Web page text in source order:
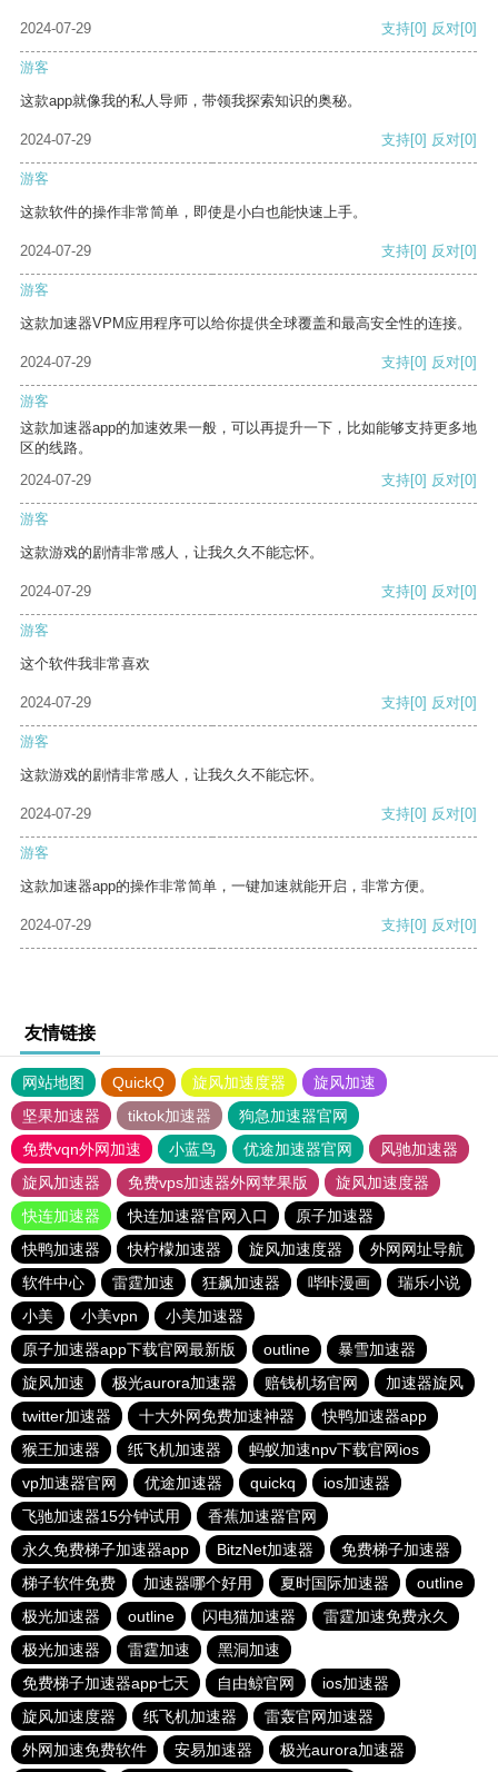
2024-07-29 支持[0] 反对[0]
游客
这款app就像我的私人导师，带领我探索知识的奥秘。
2024-07-29 支持[0] 反对[0]
游客
这款软件的操作非常简单，即使是小白也能快速上手。
2024-07-29 支持[0] 反对[0]
游客
这款加速器VPM应用程序可以给你提供全球覆盖和最高安全性的连接。
2024-07-29 支持[0] 反对[0]
游客
这款加速器app的加速效果一般，可以再提升一下，比如能够支持更多地
区的线路。
2024-07-29
支持[0] 反对[0]
游客
这款游戏的剧情非常感人，让我久久不能忘怀。
2024-07-29 支持[0] 反对[0]
游客
这个软件我非常喜欢
2024-07-29 支持[0] 反对[0]
游客
这款游戏的剧情非常感人，让我久久不能忘怀。
2024-07-29 支持[0] 反对[0]
游客
这款加速器app的操作非常简单，一键加速就能开启，非常方便。
2024-07-29 支持[0] 反对[0]
友情链接
网站地图 QuickQ 旋风加速度器
旋风加速
坚果加速器
tiktok加速器
狗急加速器官网
免费vqn外网加速
小蓝鸟 优途加速器官网
风驰加速器
旋风加速器
免费vps加速器外网苹果版
旋风加速度器
快连加速器
快连加速器官网入口
原子加速器
快鸭加速器
快柠檬加速器 旋风加速度器
外网网址导航
软件中心
雷霆加速 狂飙加速器 哔咔漫画
瑞乐小说
小美
小美vpn
小美加速器
原子加速器app下载官网最新版
outline
暴雪加速器
旋风加速
极光aurora加速器 赔钱机场官网
加速器旋风
twitter加速器
十大外网免费加速神器
快鸭加速器app
猴王加速器
纸飞机加速器
蚂蚁加速npv下载官网ios
vp加速器官网
优途加速器 quickq
ios加速器
飞驰加速器15分钟试用
香蕉加速器官网
永久免费梯子加速器app
BitzNet加速器
免费梯子加速器
梯子软件免费
加速器哪个好用 夏时国际加速器
outline
极光加速器
outline 闪电猫加速器
雷霆加速免费永久
极光加速器
雷霆加速
黑洞加速
免费梯子加速器app七天
自由鲸官网
ios加速器
旋风加速度器
纸飞机加速器
雷轰官网加速器
外网加速免费软件
安易加速器 极光aurora加速器